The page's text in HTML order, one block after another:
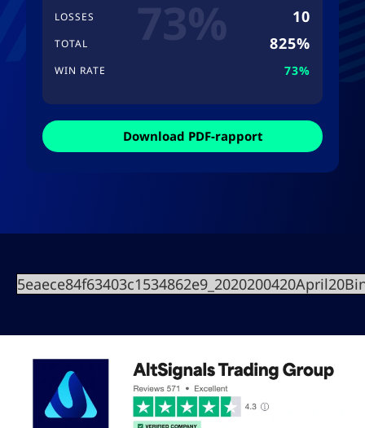
LOSSES 10
TOTAL 825%
WIN RATE 73%
Download PDF-rapport